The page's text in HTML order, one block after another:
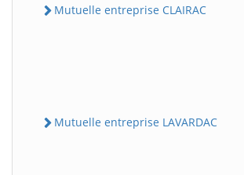
Mutuelle entreprise CLAIRAC
Mutuelle entreprise LAVARDAC